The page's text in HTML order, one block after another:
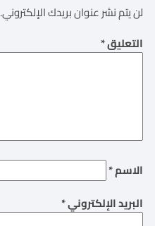
لن يتم نشر عنوان بريدك الإلكتروني.
التعليق*
الاسم*
البريد الإلكتروني*